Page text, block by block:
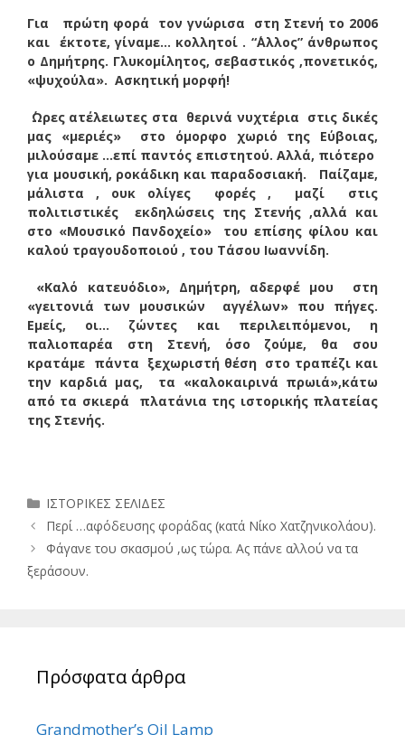
Για πρώτη φορά τον γνώρισα στη Στενή το 2006
και έκτοτε, γίναμε… κολλητοί . “΄Αλλος” άνθρωπος
ο Δημήτρης. Γλυκομίλητος, σεβαστικός ,πονετικός,
«ψυχούλα». Ασκητική μορφή!
΄Ωρες ατέλειωτες στα θερινά νυχτέρια στις δικές
μας «μεριές» στο όμορφο χωριό της Εύβοιας,
μιλούσαμε …επί παντός επιστητού. Αλλά, πιότερο
για μουσική, ροκάδικη και παραδοσιακή. Παίζαμε,
μάλιστα , ουκ ολίγες φορές , μαζί στις
πολιτιστικές εκδηλώσεις της Στενής ,αλλά και
στο «Μουσικό Πανδοχείο» του επίσης φίλου και
καλού τραγουδοποιού , του Τάσου Ιωαννίδη.
«Καλό κατευόδιο», Δημήτρη, αδερφέ μου στη
«γειτονιά των μουσικών αγγέλων» που πήγες.
Εμείς, οι… ζώντες και περιλειπόμενοι, η
παλιοπαρέα στη Στενή, όσο ζούμε, θα σου
κρατάμε πάντα ξεχωριστή θέση στο τραπέζι και
την καρδιά μας, τα «καλοκαιρινά πρωιά»,κάτω
από τα σκιερά πλατάνια της ιστορικής πλατείας
της Στενής.
Κατηγορίες
ΙΣΤΟΡΙΚΕΣ ΣΕΛΙΔΕΣ
Περί …αφόδευσης φοράδας (κατά Νίκο Χατζηνικολάου).
Φάγανε του σκασμού ,ως τώρα. Ας πάνε αλλού να τα
ξεράσουν.
Πρόσφατα άρθρα
Grandmother’s Oil Lamp